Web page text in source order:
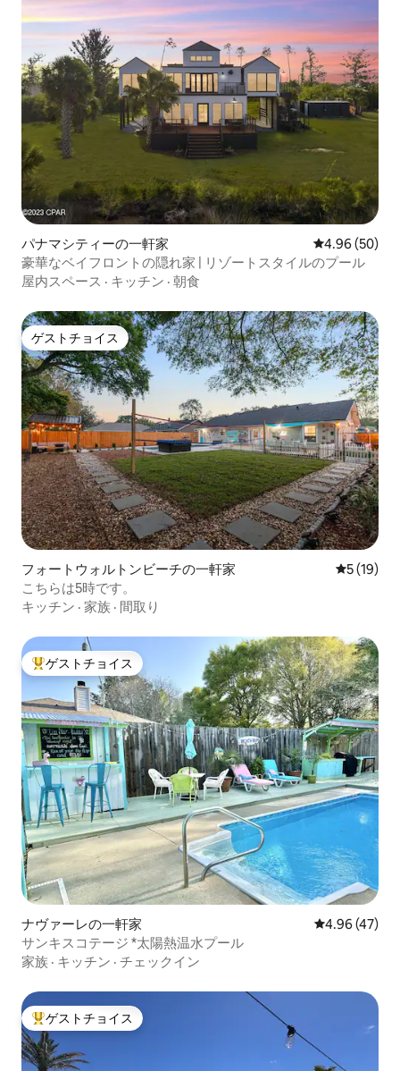
パナマシティーの一軒家 レビュー50
4.96 (50)
豪華なベイフロントの隠れ家 | リゾートスタイルのプール
屋内スペース · キッチン · 朝食
ゲストチョイス
ゲストチョイス
フォートウォルトンビーチの一軒家 レビュー
5 (19)
こちらは5時です。
キッチン · 家族 · 間取り
大好評のゲストチョイスです。
ゲストチョイス
ナヴァーレの一軒家 レビュー47
4.96 (47)
サンキスコテージ *太陽熱温水プール
家族 · キッチン · チェックイン
大好評のゲストチョイスです。
ゲストチョイス